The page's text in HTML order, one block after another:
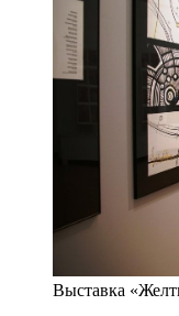
Выставка